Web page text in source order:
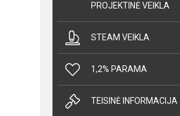
PROJEKTINĖ VEIKLA
STEAM VEIKLA
1,2% PARAMA
TEISINĖ INFORMACIJA